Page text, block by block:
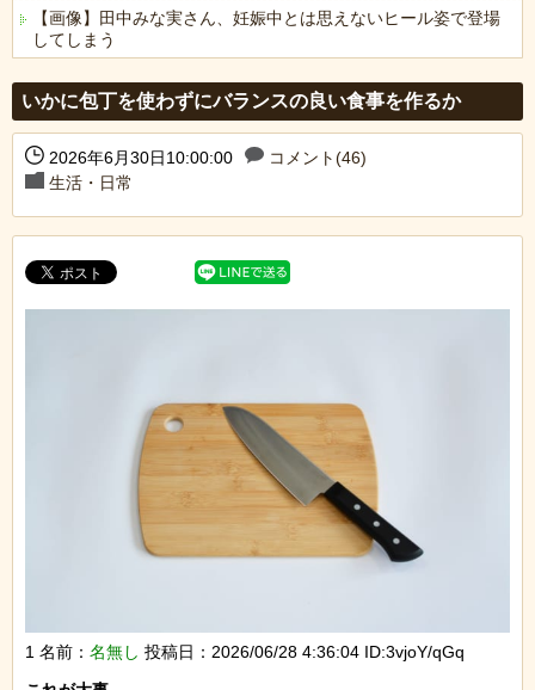
【画像】田中みな実さん、妊娠中とは思えないヒール姿で登場
してしまう
いかに包丁を使わずにバランスの良い食事を作るか
2026年6月30日10:00:00
コメント(46)
生活・日常
1 名前： 名無し 投稿日：2026/06/28 4:36:04 ID:3vjoY/qGq